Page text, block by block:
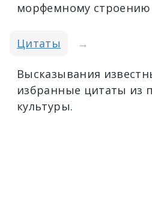
морфемному строению
Цитаты →
Высказывания
избранные цитаты из
культуры.